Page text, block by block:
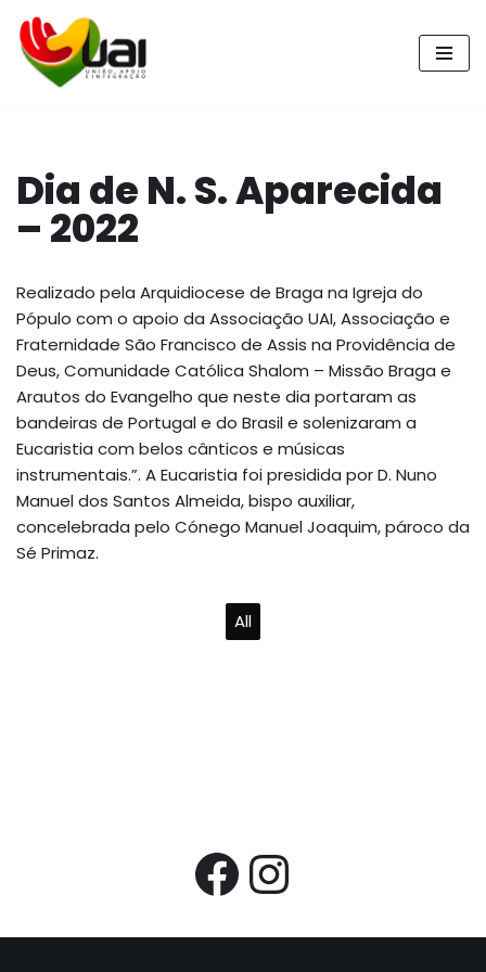
Pular
para
Dia de N. S. Aparecida
– 2022
Realizado pela Arquidiocese de Braga na Igreja do
Pópulo com o apoio da Associação UAI, Associação e
Fraternidade São Francisco de Assis na Providência de
Deus, Comunidade Católica Shalom – Missão Braga e
Arautos do Evangelho que neste dia portaram as
bandeiras de Portugal e do Brasil e solenizaram a
Eucaristia com belos cânticos e músicas
instrumentais.”. A Eucaristia foi presidida por D. Nuno
Manuel dos Santos Almeida, bispo auxiliar,
concelebrada pelo Cónego Manuel Joaquim, pároco da
Sé Primaz.
All